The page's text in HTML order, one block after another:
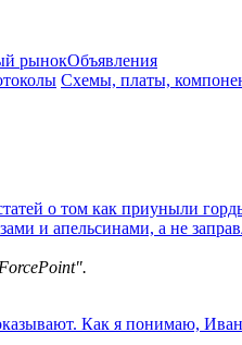
рынокОбъявления
Схемы, платы,
о том как приуныли
и апельсинами, а не
Как я понимаю,